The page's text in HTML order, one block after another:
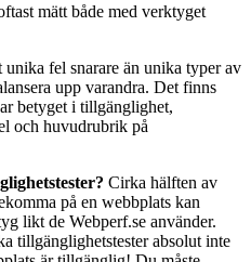
mätt både med verktyget
fel snarare än unika typer av
upp varandra. Det finns
betyget i tillgänglighet,
och huvudrubrik på
Cirka hälften av
på en webbplats kan
likt de Webperf.se använder.
tillgänglighets­tester absolut inte